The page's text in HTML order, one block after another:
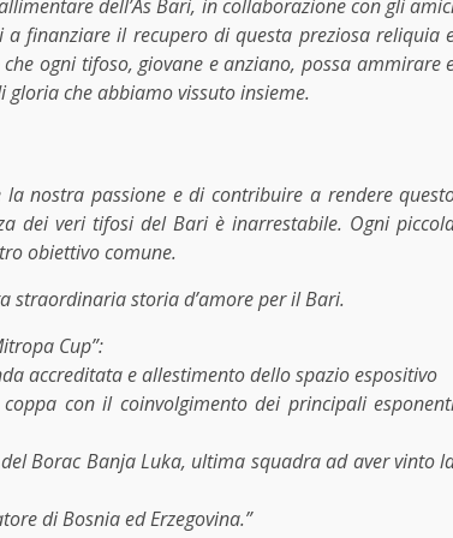
dell’As Bari, in collaborazione con gli
finanziare il recupero di questa preziosa reliquia
ogni tifoso, giovane e anziano, possa ammirare
che abbiamo vissuto insieme.
nostra passione e di contribuire a rendere
dei veri tifosi del Bari è inarrestabile. Ogni
obiettivo comune.
straordinaria storia d’amore per il Bari.
Cup”:
accreditata e allestimento dello spazio espositivo
con il coinvolgimento dei principali
Borac Banja Luka, ultima squadra ad aver vinto
di Bosnia ed Erzegovina.”